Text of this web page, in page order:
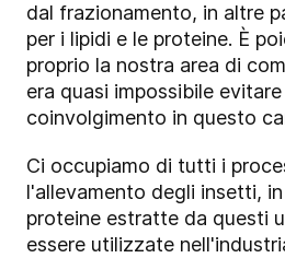
dal frazionamento, in altre
per i lipidi e le proteine. È
proprio la nostra area di
era quasi impossibile
coinvolgimento in questo
Ci occupiamo di tutti i
l'allevamento degli insetti,
proteine estratte da questi
essere utilizzate